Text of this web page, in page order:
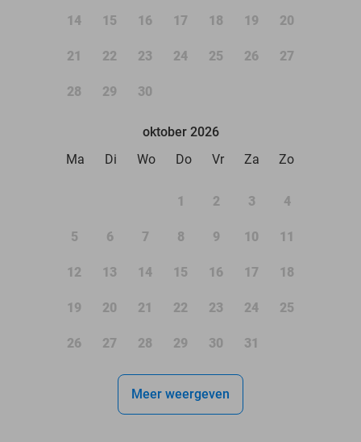
14 15 16 17 18 19 20
21 22 23 24 25 26 27
28 29 30
oktober 2026
Ma
Di Wo Do Vr Za Zo
1 2 3 4
5 6 7 8 9 10 11
12 13 14 15 16 17 18
19 20 21 22 23 24 25
26 27 28 29 30 31
Meer weergeven